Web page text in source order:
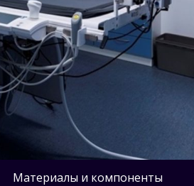
Материалы и компоненты